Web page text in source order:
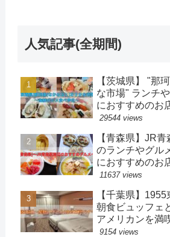
人気記事(全期間)
【茨城県】 "那
な市場" ランチ
におすすめのお
29544 views
【青森県】JR
のランチやグル
におすすめのお
11637 views
【千葉県】1955
朝食ビュッフェ
アメリカンを満
9154 views